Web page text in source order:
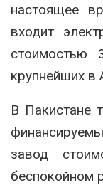
настоящее
входит
крупнейших в
В Пакистане
завод
беспокойном